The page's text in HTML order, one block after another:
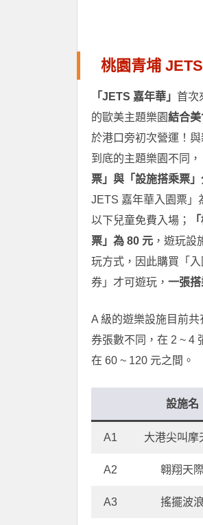
桃園青埔
「JETS 嘉年華」 首次
的歐美主題樂園結合
於港口旁初次營運！
到底的主題樂園不同，
票」與「設施搭乘票
JETS 嘉年華入園票」
以下兒童免費入場；
票」為 80 元 ，遊玩設
玩方式，因此購買「
券」才可遊玩， 一張
A 級的遊樂設施目前
券張數不同，在 2 ~ 4
在 60 ~ 120 元之間。
設施名
A1 大港尖叫摩
A2 翱翔天際
A3 搖擺波浪